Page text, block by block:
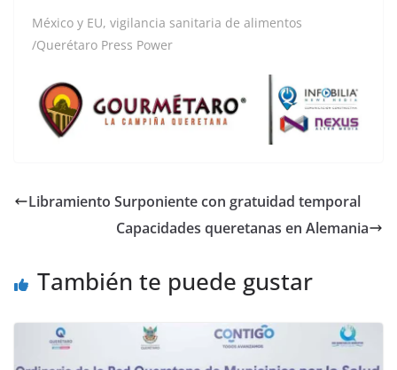
México y EU, vigilancia sanitaria de alimentos
/Querétaro Press Power
Libramiento Surponiente con gratuidad temporal
Capacidades queretanas en Alemania
También te puede gustar